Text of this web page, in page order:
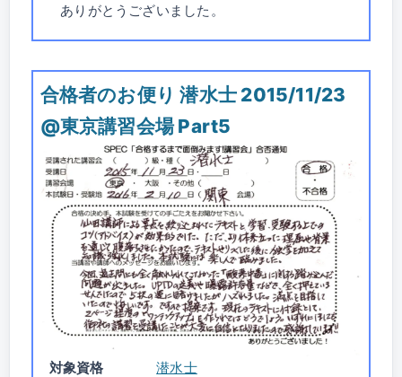
ありがとうございました。
合格者のお便り 潜水士 2015/11/23
@東京講習会場 Part5
対象資格
潜水士